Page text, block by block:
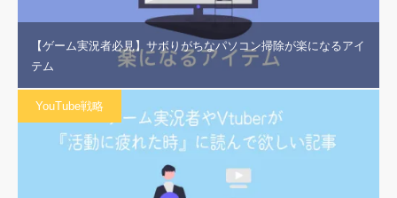
【ゲーム実況者必見】サボりがちなパソコン掃除が楽になるアイ
テム
YouTube戦略